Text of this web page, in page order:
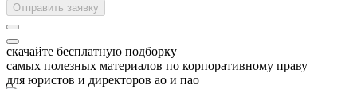
Отправить заявку
скачайте бесплатную подборку
самых полезных материалов по корпоративному праву
для юристов и директоров ао и пао